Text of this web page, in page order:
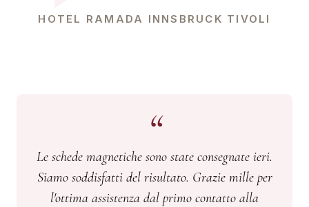
HOTEL RAMADA INNSBRUCK TIVOLI
Le schede magnetiche sono state consegnate ieri.
Siamo soddisfatti del risultato. Grazie mille per
l'ottima assistenza dal primo contatto alla